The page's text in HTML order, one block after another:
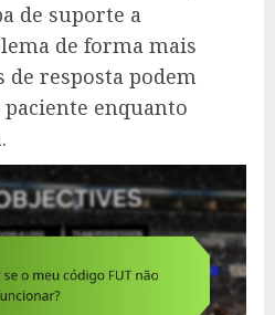
de suporte a
de forma mais
de resposta podem
enquanto